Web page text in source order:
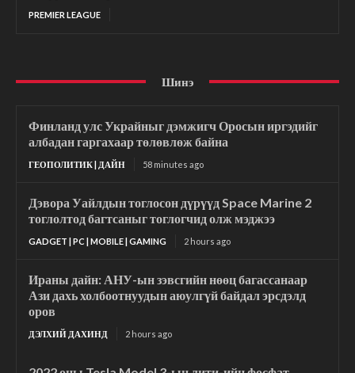
PREMIER LEAGUE
Шинэ
Финланд улс Украйныг дэмжигч Оросын иргэдийг
албадан гаргахаар төлөвлөж байна
ГЕОПОЛИТИК | ДАЙН 58 minutes ago
Дэвора Уайлдын тоглосон дүрүүд Space Marine 2
тоглолтод багтсаныг тоглогчид олж мэджээ
GADGET | PC | MOBILE | GAMING 2 hours ago
Ираны дайн: АНУ-ын зэвсгийн нөөц багассанаар
Ази дахь холбоотнуудын аюулгүй байдал эрсдэлд
оров
ДЭЛХИЙ ДАХИНД 2 hours ago